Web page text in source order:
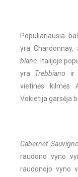
Populiariausia
yra
blanc . Italijoje
yra Trebbiano ir
vietinės kilmės
Vokietija garsėja
Cabernet
raudono vyno
raudonojo vyno